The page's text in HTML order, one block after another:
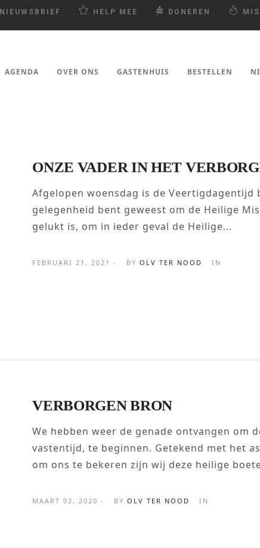
NIEUWSBRIEF HELP MEE DONEREN
AGENDA OVER ONS GASTENHUIS BESTELLEN
ONZE VADER IN HET
Afgelopen woensdag is de Veertigdagentijd
gelegenheid bent geweest om de Heilige
gelukt is, om in ieder geval de Heilige...
FEBRUARI 21, 2021 - BYOLV TER NOOD IN
VERBORGEN BRON
We hebben weer de genade ontvangen om
vastentijd, te beginnen. Getekend met het
om ons te bekeren zijn wij deze heilige
MAART 02, 2020 - BYOLV TER NOOD IN